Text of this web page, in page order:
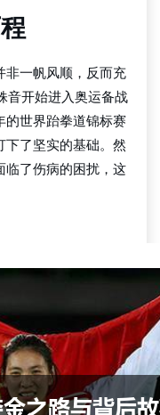
非一帆风顺，反而充
音开始进入奥运备战
的世界跆拳道锦标赛
了坚实的基础。然
临了伤病的困扰，这